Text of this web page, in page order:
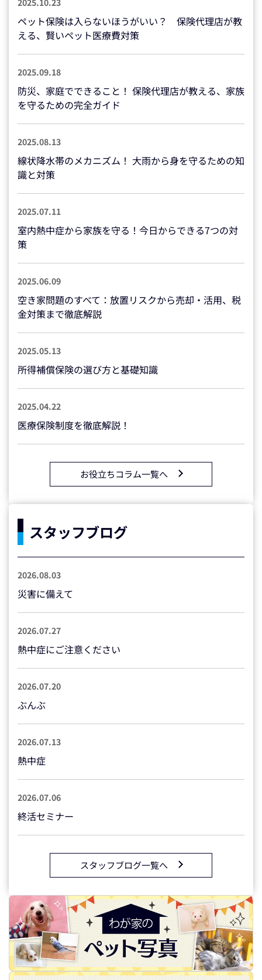
ペット保険は入らないほうがいい？ 保険代理店が教
える、賢いペット医療費対策
2025.09.18
防災、家庭でできること！ 保険代理店が教える、家族
を守るための完全ガイド
2025.08.13
線状降水帯のメカニズム！ 大雨から身を守るための知
識と対策
2025.07.11
室内熱中症から家族を守る！今日からできる7つの対
策
2025.06.09
空き家問題のすべて：放置リスクから売却・活用、税
金対策まで徹底解説
2025.05.13
所得補償保険の選び方と基礎知識
2025.04.22
医療保険制度を徹底解説！
お役立ちコラム一覧へ
スタッフブログ
2026.08.03
災害に備えて
2026.07.27
熱中症にご注意ください
2026.07.20
ぶんぶ
2026.07.13
熱中症
2026.07.06
終活セミナー
スタッフブログ一覧へ